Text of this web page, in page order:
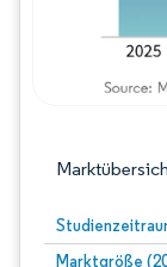
Marktgröße